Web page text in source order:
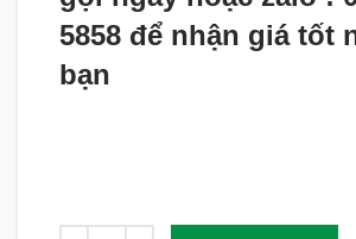
5858 để nhận giá tốt
bạn